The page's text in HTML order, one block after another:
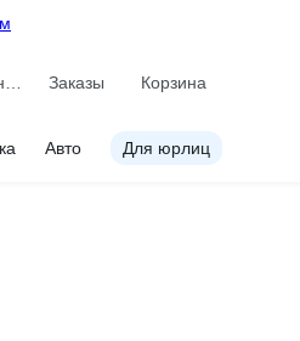
Заказы Корзина
Авто Для юрлиц